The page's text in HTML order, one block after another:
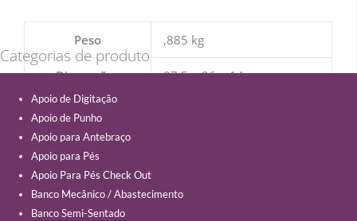
Peso ,885 kg
Dimensões 27,5 × 26 × 14 cm
Categorias de produto
Apoio de Digitação
Apoio de Punho
Apoio para Antebraço
Apoio para Pés
Apoio Para Pés Check Out
Banco Mecânico / Abastecimento
Banco Semi-Sentado